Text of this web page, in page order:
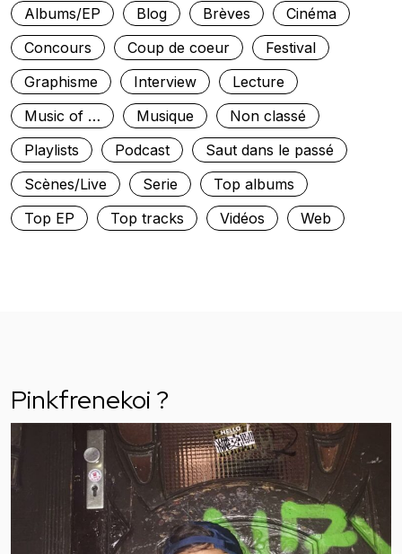
Albums/EP
Blog Brèves
Cinéma
Concours
Coup de coeur
Festival
Graphisme
Interview
Lecture
Music of …
Musique
Non classé
Playlists
Podcast
Saut dans le passé
Scènes/Live
Serie
Top albums
Top EP
Top tracks Vidéos Web
Pinkfrenekoi ?